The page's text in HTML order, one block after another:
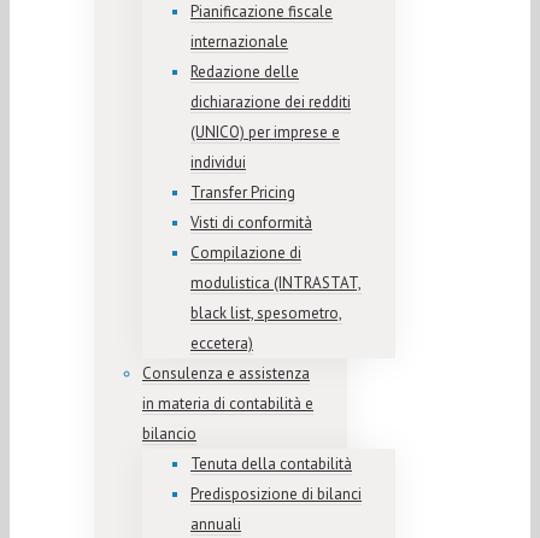
Pianificazione fiscale
internazionale
Redazione delle
dichiarazione dei redditi
(UNICO) per imprese e
individui
Transfer Pricing
Visti di conformità
Compilazione di
modulistica (INTRASTAT,
black list, spesometro,
eccetera)
Consulenza e assistenza
in materia di contabilità e
bilancio
Tenuta della contabilità
Predisposizione di bilanci
annuali